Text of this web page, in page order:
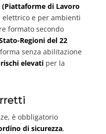
(Piattaforme di Lavoro
elettrico e per ambienti
formato secondo
Regioni del 22
senza abilitazione
rischi elevatiper la
è obbligatorio
di sicurezza,